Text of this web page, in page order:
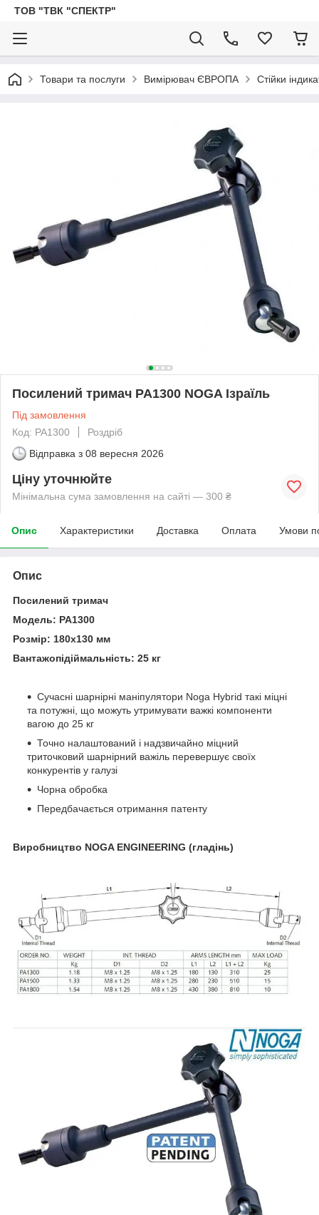
ТОВ "ТВК "СПЕКТР"
Товари та послуги Вимірювач ЄВРОПА Стійки
Посилений тримач PA1300 NOGA Ізраїль
Під замовлення
Код: PA1300
Роздріб
Відправка з 08 вересня 2026
Ціну уточнюйте
Мінімальна сума замовлення на сайті — 300 ₴
Опис Характеристики Доставка Оплата Умови
Опис
Посилений тримач
Модель: PA1300
Розмір: 180х130 мм
Вантажопідіймальність: 25 кг
Сучасні шарнірні маніпулятори Noga Hybrid такі міцні
та потужні, що можуть утримувати важкі компоненти
вагою до 25 кг
Точно налаштований і надзвичайно міцний
триточковий шарнірний важіль перевершує своїх
конкурентів у галузі
Чорна обробка
Передбачається отримання патенту
Виробництво NOGA ENGINEERING (гладінь)